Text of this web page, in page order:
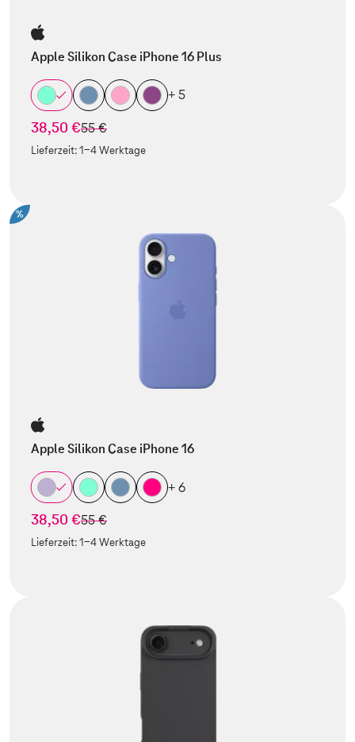
Apple Silikon Case iPhone 16 Plus
+ 5
38,50 €statt
55 €
Lieferzeit:1-4 Werktage
%
Apple Silikon Case iPhone 16
+ 6
38,50 €statt
55 €
Lieferzeit:1-4 Werktage